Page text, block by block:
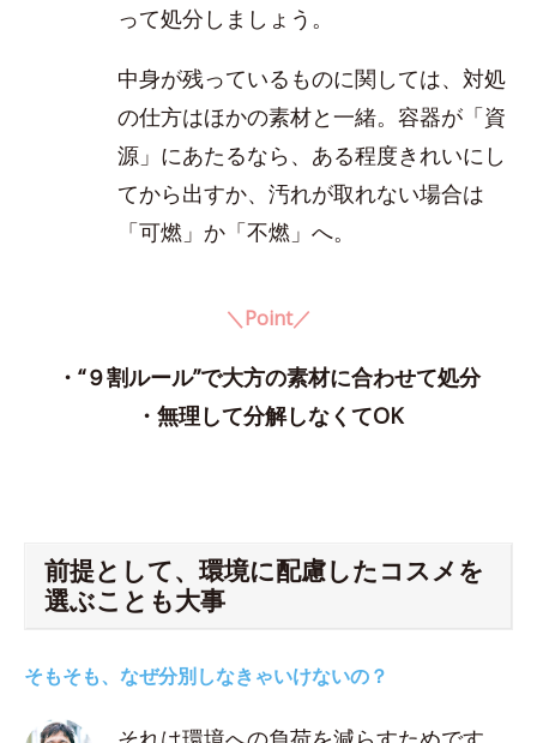
って処分しましょう。
中身が残っているものに関しては、対処
の仕方はほかの素材と一緒。容器が「資
源」にあたるなら、ある程度きれいにし
てから出すか、汚れが取れない場合は
「可燃」か「不燃」へ。
＼Point／
・“９割ルール”で大方の素材に合わせて処分
・無理して分解しなくてOK
前提として、環境に配慮したコスメを
選ぶことも大事
そもそも、なぜ分別しなきゃいけないの？